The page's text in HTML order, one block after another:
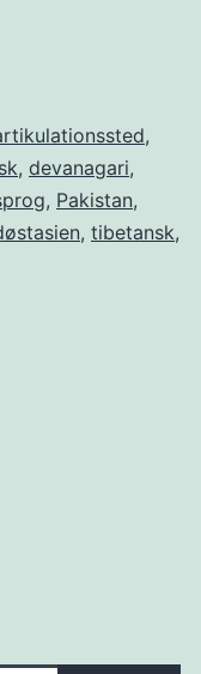
tibetansk
,
, devanagari,
, Pakistan,
, tibetansk,